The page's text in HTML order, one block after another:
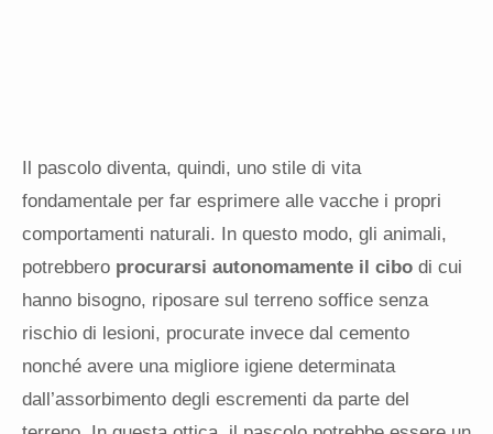
Il pascolo diventa, quindi, uno stile di vita
fondamentale per far esprimere alle vacche i propri
comportamenti naturali. In questo modo, gli animali,
potrebbero procurarsi autonomamente il cibo di cui
hanno bisogno, riposare sul terreno soffice senza
rischio di lesioni, procurate invece dal cemento
nonché avere una migliore igiene determinata
dall’assorbimento degli escrementi da parte del